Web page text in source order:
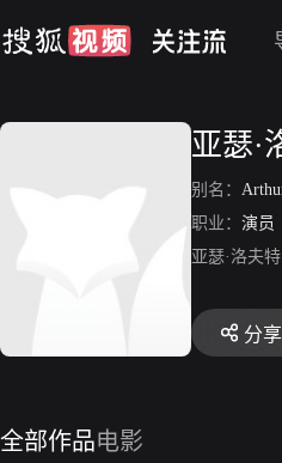
亚瑟·
别名：
职业： 演员
亚瑟·洛夫
分享
全部作品电影